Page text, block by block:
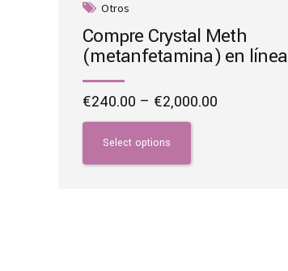
Otros
Compre Crystal Meth
(metanfetamina) en línea
€240.00 – €2,000.00
Select options
This
product
has